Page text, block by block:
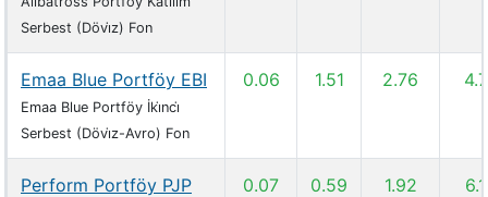
Serbest (Dövi̇z) Fon
Emaa Blue Portföy EBI
Emaa Blue Portföy İki̇nci̇
Serbest (Dövi̇z-Avro) Fon
0.06 1.51 2.76
Perform Portföy PJP 0.07 0.59 1.92